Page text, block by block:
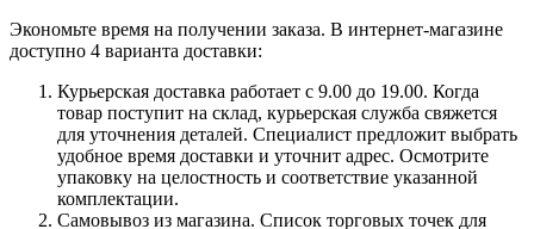
Экономьте время на получении заказа. В интернет-магазине
доступно 4 варианта доставки:
Курьерская доставка работает с 9.00 до 19.00. Когда
товар поступит на склад, курьерская служба свяжется
для уточнения деталей. Специалист предложит выбрать
удобное время доставки и уточнит адрес. Осмотрите
упаковку на целостность и соответствие указанной
комплектации.
Самовывоз из магазина. Список торговых точек для